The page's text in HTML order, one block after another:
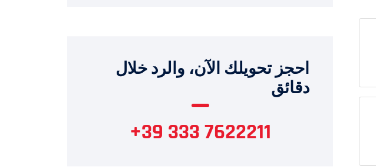
احجز تحويلك الآن، والرد خلال
دقائق
+39 333 7622211